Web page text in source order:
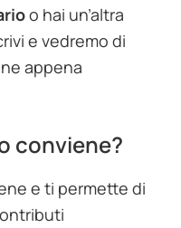
o hai un’altra
e vedremo di
appena
conviene?
e ti permette di